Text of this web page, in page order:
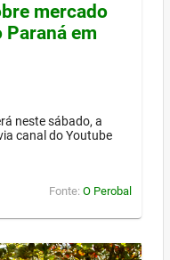
mercado
em
neste sábado, a
canal do Youtube
Fonte: O Perobal